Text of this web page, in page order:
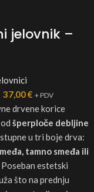
jelovnik –
37,00€ + PDV
drvene korice
šperploče debljine
u tri boje drva:
tamno smeđa ili
Poseban estetski
što na prednju